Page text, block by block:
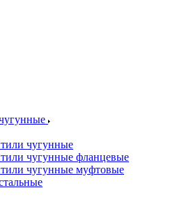
чугунные
чугунные фланцевые
чугунные муфтовые